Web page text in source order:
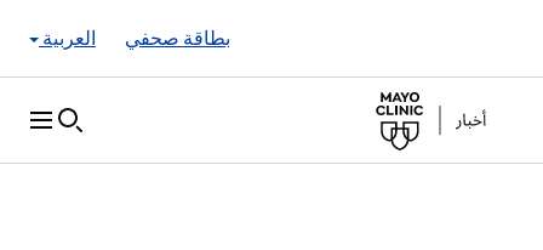
العربية
بطاقة صحفي